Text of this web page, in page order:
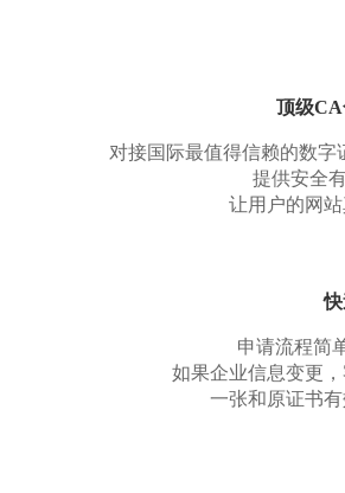
顶级
对接国际最值得信赖的数字
提供安全
让用户的网站
申请流程简
如果企业信息变更
一张和原证书